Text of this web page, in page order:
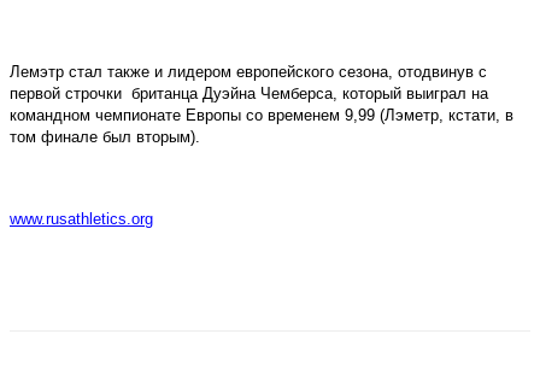
Лемэтр стал также и лидером европейского сезона, отодвинув с
первой строчки британца Дуэйна Чемберса, который выиграл на
командном чемпионате Европы со временем 9,99 (Лэметр, кстати, в
том финале был вторым).
www.rusathletics.org